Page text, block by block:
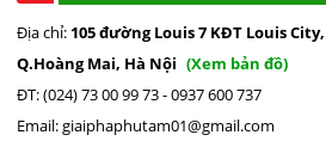
Địa chỉ: 105 đường Louis 7 KĐT Louis
Q.Hoàng Mai, Hà Nội (Xem bản đồ)
ĐT: (024) 73 00 99 73 - 0937 600 737
Email: giaiphaphutam01@gmail.com